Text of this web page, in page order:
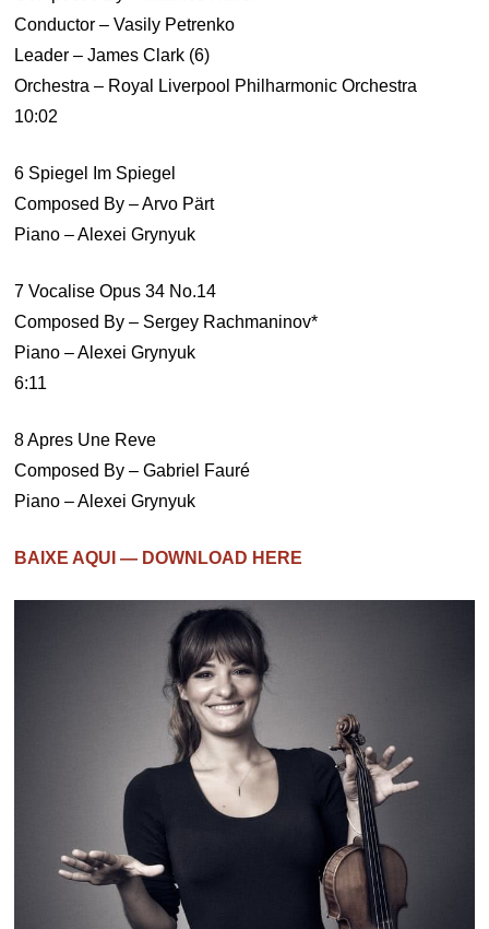
Conductor – Vasily Petrenko
Leader – James Clark (6)
Orchestra – Royal Liverpool Philharmonic Orchestra
10:02
6 Spiegel Im Spiegel
Composed By – Arvo Pärt
Piano – Alexei Grynyuk
7 Vocalise Opus 34 No.14
Composed By – Sergey Rachmaninov*
Piano – Alexei Grynyuk
6:11
8 Apres Une Reve
Composed By – Gabriel Fauré
Piano – Alexei Grynyuk
BAIXE AQUI — DOWNLOAD HERE